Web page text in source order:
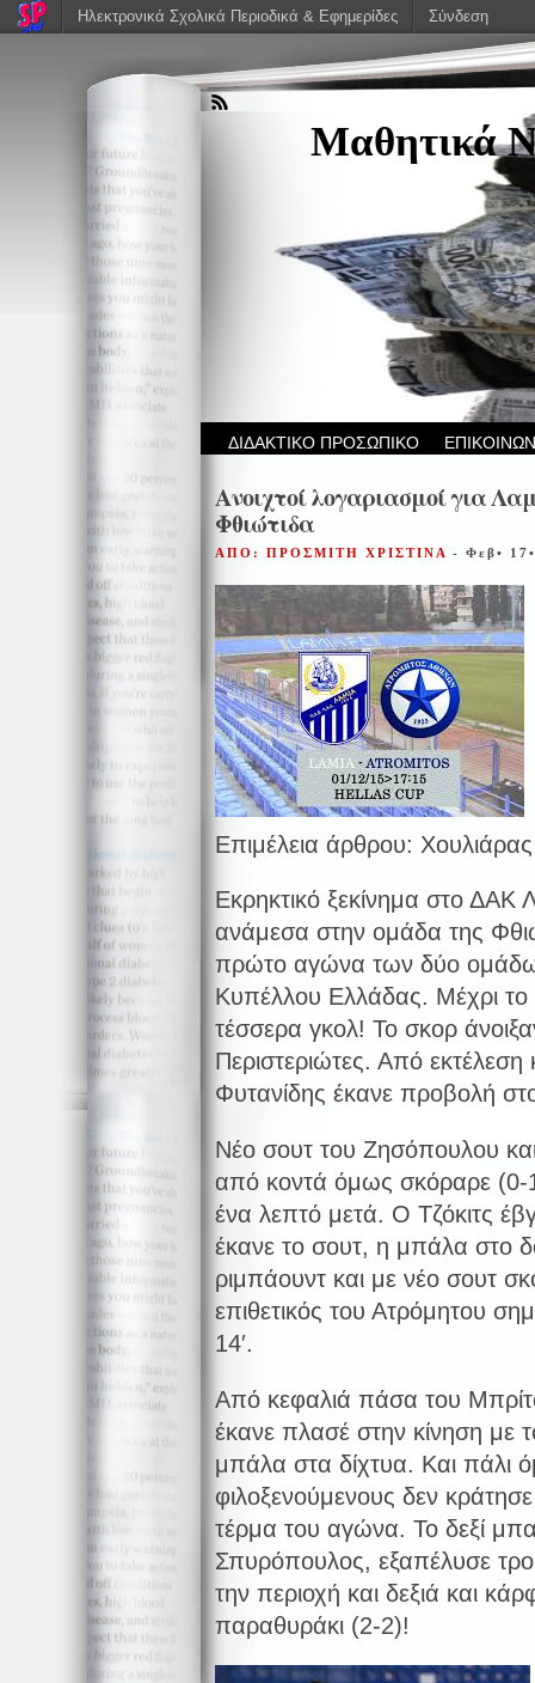
Μαθητικά
ΔΙΔΑΚΤΙΚΟ ΠΡΟΣΩΠΙΚΟ
Ανοιχτοί λογαριασμοί για
Φθιώτιδα
ΑΠΟ: ΠΡΟΣΜΙΤΗ ΧΡΙΣΤΙΝΑ - Φεβ•
Επιμέλεια άρθρου:
Εκρηκτικό ξεκίνημα στο ΔΑΚ
ανάμεσα στην ομάδα της
πρώτο αγώνα των δύο
Κυπέλλου Ελλάδας. Μέχρι το
τέσσερα γκολ! Το σκορ
Περιστεριώτες. Από
Φυτανίδης έκανε προβολή
Νέο σουτ του Ζησόπουλου
από κοντά όμως σκόραρε
ένα λεπτό μετά. Ο Τζόκιτς
έκανε το σουτ, η μπάλα στο
ριμπάουντ και με νέο σουτ
επιθετικός του Ατρόμητου
14′.
Από κεφαλιά πάσα του
έκανε πλασέ στην κίνηση με
μπάλα στα δίχτυα. Και πάλι
φιλοξενούμενους δεν
τέρμα του αγώνα. Το δεξί
Σπυρόπουλος, εξαπέλυσε
την περιοχή και δεξιά και
παραθυράκι (2-2)!
Ηλεκτρονικά Σχολικά Περιοδικά & Εφημερίδες Σύνδεση